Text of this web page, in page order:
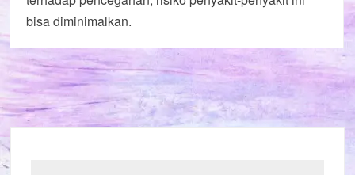
bisa diminimalkan.